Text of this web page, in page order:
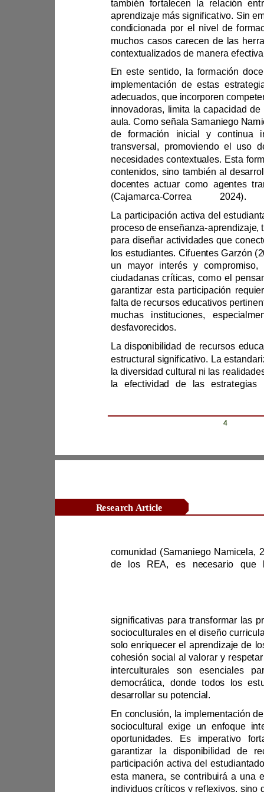
Revista Científica Zambos / Vol. 04
también fortalecen
muchos casos carecen de las
innovadoras, limit
transversal, promoviendo el uso
( Cajamarca- Correa 2024).
proceso de enseñanza-
los
garantizar esta pa
desfavorecidos.
Research Article
de los REA, e
so
democrática,
desarrollar su potencial.
garantizar la disp
individuos críticos y reflexivo